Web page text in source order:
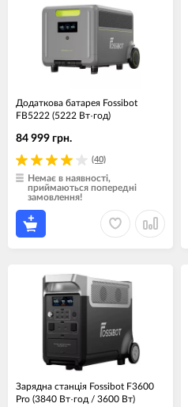
Додаткова батарея Fossibot
FB5222 (5222 Вт·год)
(40)
84 999 грн.
Немає в наявності,
приймаються попередні
замовлення!
Зарядна станція Fossibot F3600
Pro (3840 Вт·год / 3600 Вт)